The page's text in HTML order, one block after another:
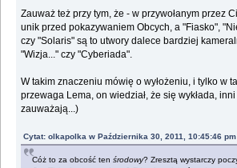
Zauważ też przy tym, że - w przywołanym przez
unik przed pokazywaniem Obcych, a "Fiasko",
czy "Solaris" są to utwory dalece bardziej
"Wizja..." czy "Cyberiada".
W takim znaczeniu mówię o wyłożeniu, i tylko w
przewaga Lema, on wiedział, że się wykłada,
zauważają...)
Cytat: olkapolka w Października 30, 2011, 10:45:46 pm
Cóż to za obcość tenśrodowy? Zresztą wystarczy